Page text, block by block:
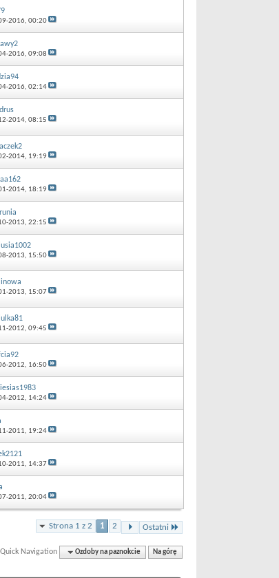
2016, 00:20
2016, 09:08
2016, 02:14
2014, 08:15
2014, 19:19
2014, 18:19
2013, 22:15
2013, 15:50
2013, 15:07
2012, 09:45
2012, 16:50
2012, 14:24
2011, 19:24
2011, 14:37
2011, 20:04
Strona 1 z 2 1 2 Ostatni
Quick Navigation Ozdoby na paznokcie Na górę